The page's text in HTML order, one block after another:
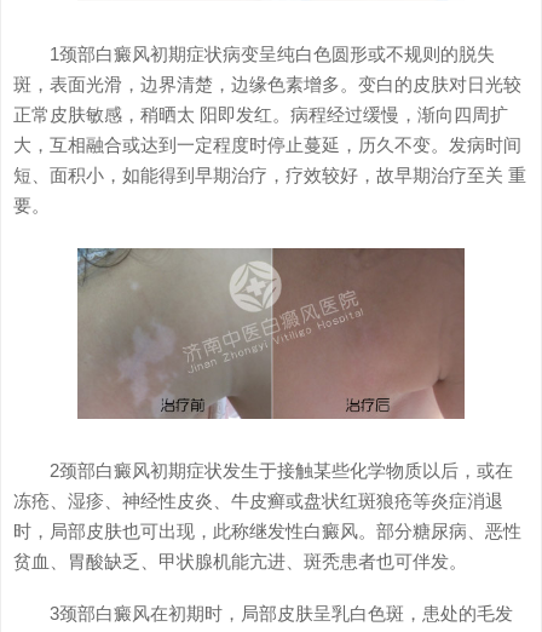
其他白癜风
1颈部白癜风初期症状病变呈纯白色圆形或不规则的脱失
斑，表面光滑，边界清楚，边缘色素增多。变白的皮肤对日光较
正常皮肤敏感，稍晒太 阳即发红。病程经过缓慢，渐向四周扩
大，互相融合或达到一定程度时停止蔓延，历久不变。发病时间
短、面积小，如能得到早期治疗，疗效较好，故早期治疗至关 重
要。
2颈部白癜风初期症状发生于接触某些化学物质以后，或在
冻疮、湿疹、神经性皮炎、牛皮癣或盘状红斑狼疮等炎症消退
时，局部皮肤也可出现，此称继发性白癜风。部分糖尿病、恶性
贫血、胃酸缺乏、甲状腺机能亢进、斑秃患者也可伴发。
3颈部白癜风在初期时，局部皮肤呈乳白色斑，患处的毛发